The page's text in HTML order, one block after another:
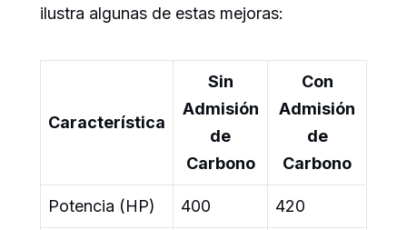
ilustra algunas de estas mejoras:
Característica
Sin
Admisión
de
Carbono
Con
Admisión
de
Carbono
Potencia (HP) 400 420